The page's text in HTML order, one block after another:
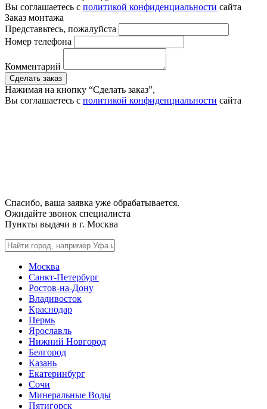
Вы соглашаетесь с политикой конфиденциальности сайта
Заказ монтажа
Представьтесь, пожалуйста
Номер телефона
Комментарий
Сделать заказ
Нажимая на кнопку “Сделать заказ”,
Вы соглашаетесь с политикой конфиденциальности сайта
Спасибо, ваша заявка уже обрабатывается.
Ожидайте звонок специалиста
Пункты выдачи в г. Москва
Москва
Санкт-Петербург
Ростов-на-Дону
Владивосток
Краснодар
Пермь
Ярославль
Нижний Новгород
Белгород
Казань
Екатеринбург
Сочи
Минеральные Воды
Пятигорск